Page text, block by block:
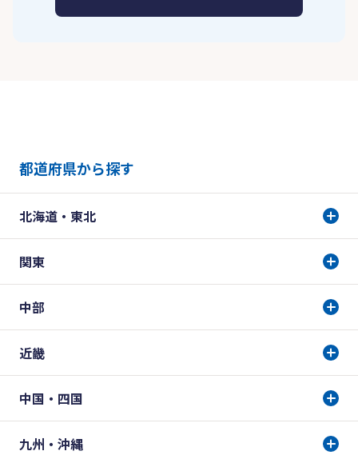
都道府県から探す
北海道・東北
関東
中部
近畿
中国・四国
九州・沖縄